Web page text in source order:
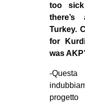
too
Turkey.
for
was
-